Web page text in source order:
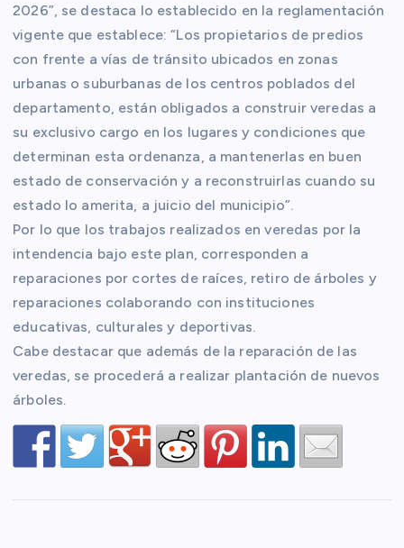
2026”, se destaca lo establecido en la reglamentación
vigente que establece: “Los propietarios de predios
con frente a vías de tránsito ubicados en zonas
urbanas o suburbanas de los centros poblados del
departamento, están obligados a construir veredas a
su exclusivo cargo en los lugares y condiciones que
determinan esta ordenanza, a mantenerlas en buen
estado de conservación y a reconstruirlas cuando su
estado lo amerita, a juicio del municipio”.
Por lo que los trabajos realizados en veredas por la
intendencia bajo este plan, corresponden a
reparaciones por cortes de raíces, retiro de árboles y
reparaciones colaborando con instituciones
educativas, culturales y deportivas.
Cabe destacar que además de la reparación de las
veredas, se procederá a realizar plantación de nuevos
árboles.